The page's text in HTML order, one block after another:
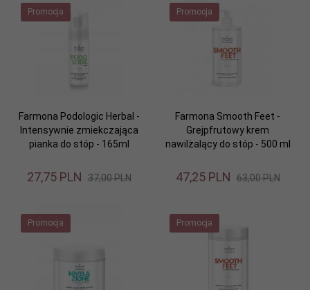
Promocja
Farmona Podologic Herbal -
Intensywnie zmiekczająca
pianka do stóp - 165ml
27,75 PLN 37,00 PLN
Promocja
Farmona Smooth Feet -
Grejpfrutowy krem
nawilżalący do stóp - 500 ml
47,25 PLN 63,00 PLN
Promocja Promocja